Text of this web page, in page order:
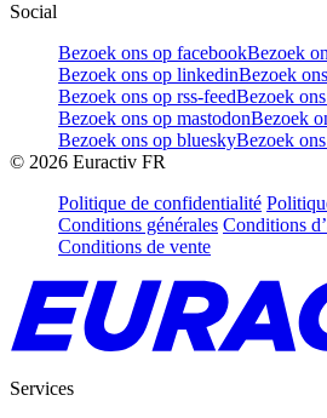
Social
Bezoek ons op facebookBezoek
Bezoek ons op linkedinBezoek
Bezoek ons op rss-feedBezoek
Bezoek ons op mastodonBezoek
Bezoek ons op blueskyBezoek
© 2026 Euractiv FR
Politique de confidentialité
Conditions générales Conditions
Conditions de vente
Services